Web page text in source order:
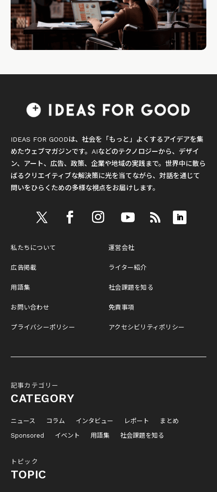
IDEAS FOR GOODは、社会を「もっと」よくするアイデアを集
めたウェブマガジンです。AIなどのテクノロジーから、デザイ
ン、アート、広告、政策、企業や地域の実践まで。世界中に散ら
ばるクリエイティブな解決策に光を当てながら、対話を通じて
問いをひらくための多様な視点をお届けします。
私たちについて
広告掲載
用語集
お問い合わせ
プライバシーポリシー
運営会社
ライター紹介
社会課題を知る
免責事項
アクセシビリティポリシー
記事カテゴリー
CATEGORY
ニュース コラム インタビュー レポート
まとめ
Sponsored
イベント 用語集 社会課題を知る
トピック
TOPIC